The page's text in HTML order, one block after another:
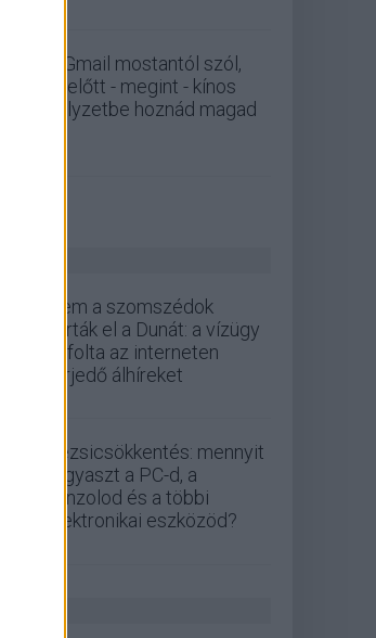
A Gmail mostantól szól,
mielőtt - megint - kínos
helyzetbe hoznád magad
Nem a szomszédok
zárták el a Dunát: a vízügy
cáfolta az interneten
terjedő álhíreket
Rezsicsökkentés: mennyit
fogyaszt a PC-d, a
konzolod és a többi
elektronikai eszközöd?